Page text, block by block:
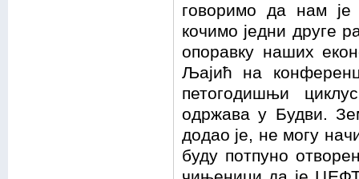
говоримо да нам
кочимо једни друге
опоравку наших
Љајић на
петогодишњи
одржава у Будви.
додао је, не могу
буду потпуно